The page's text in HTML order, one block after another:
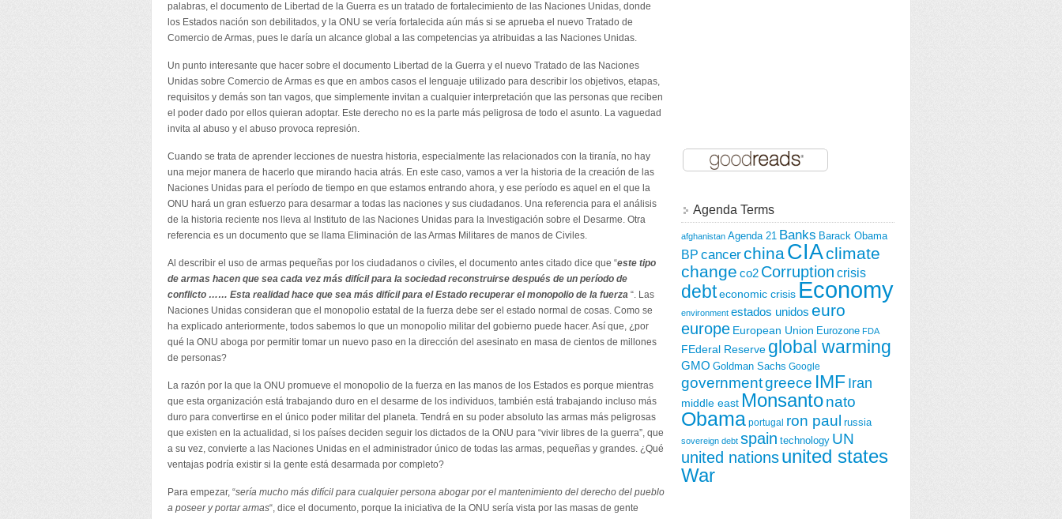
palabras, el documento de Libertad de la Guerra es un tratado de fortalecimiento de las Naciones Unidas, donde
los Estados nación son debilitados, y la ONU se vería fortalecida aún más si se aprueba el nuevo Tratado de
Comercio de Armas, pues le daría un alcance global a las competencias ya atribuidas a las Naciones Unidas.
Un punto interesante que hacer sobre el documento Libertad de la Guerra y el nuevo Tratado de las Naciones
Unidas sobre Comercio de Armas es que en ambos casos el lenguaje utilizado para describir los objetivos, etapas,
requisitos y demás son tan vagos, que simplemente invitan a cualquier interpretación que las personas que reciben
el poder dado por ellos quieran adoptar. Este derecho no es la parte más peligrosa de todo el asunto. La vaguedad
invita al abuso y el abuso provoca represión.
Cuando se trata de aprender lecciones de nuestra historia, especialmente las relacionados con la tiranía, no hay
una mejor manera de hacerlo que mirando hacia atrás. En este caso, vamos a ver la historia de la creación de las
Naciones Unidas para el período de tiempo en que estamos entrando ahora, y ese período es aquel en el que la
ONU hará un gran esfuerzo para desarmar a todas las naciones y sus ciudadanos. Una referencia para el análisis
de la historia reciente nos lleva al Instituto de las Naciones Unidas para la Investigación sobre el Desarme. Otra
referencia es un documento que se llama Eliminación de las Armas Militares de manos de Civiles.
Al describir el uso de armas pequeñas por los ciudadanos o civiles, el documento antes citado dice que “este tipo
de armas hacen que sea cada vez más difícil para la sociedad reconstruirse después de un período de
conflicto …… Esta realidad hace que sea más difícil para el Estado recuperar el monopolio de la fuerza “. Las
Naciones Unidas consideran que el monopolio estatal de la fuerza debe ser el estado normal de cosas. Como se
ha explicado anteriormente, todos sabemos lo que un monopolio militar del gobierno puede hacer. Así que, ¿por
qué la ONU aboga por permitir tomar un nuevo paso en la dirección del asesinato en masa de cientos de millones
de personas?
La razón por la que la ONU promueve el monopolio de la fuerza en las manos de los Estados es porque mientras
que esta organización está trabajando duro en el desarme de los individuos, también está trabajando incluso más
duro para convertirse en el único poder militar del planeta. Tendrá en su poder absoluto las armas más peligrosas
que existen en la actualidad, si los países deciden seguir los dictados de la ONU para “vivir libres de la guerra”, que
a su vez, convierte a las Naciones Unidas en el administrador único de todas las armas, pequeñas y grandes. ¿Qué
ventajas podría existir si la gente está desarmada por completo?
Para empezar, “sería mucho más difícil para cualquier persona abogar por el mantenimiento del derecho del pueblo
a poseer y portar armas“, dice el documento, porque la iniciativa de la ONU sería vista por las masas de gente
Agenda Terms
afghanistan Agenda 21 Banks Barack Obama
BP cancerchinaCIAclimate
change co2 Corruption crisis
debteconomic crisis Economy
environment estados unidos euro
europe European Union Eurozone FDA
FEderal Reserve global warming
GMO Goldman Sachs Google
governmentgreece IMF Iran
middle east Monsantonato
Obama portugal ron paul russia
sovereign debt spain technology UN
united nationsunited states
War